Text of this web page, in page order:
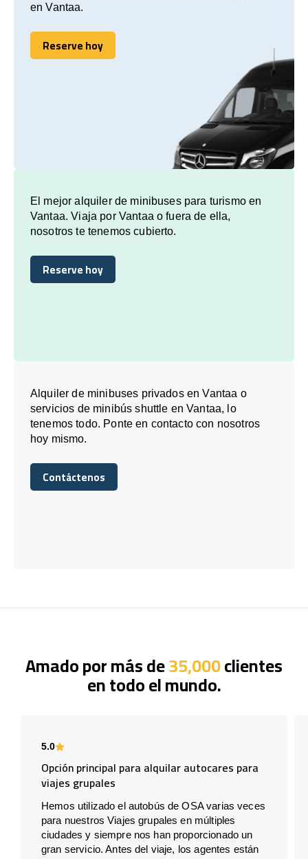
en Vantaa.
Reserve hoy
Reserve hoy
El mejor alquiler de minibuses para turismo en
Vantaa. Viaja por Vantaa o fuera de ella,
nosotros te tenemos cubierto.
Reserve hoy
Reserve hoy
Alquiler de minibuses privados en Vantaa o
servicios de minibús shuttle en Vantaa, lo
tenemos todo. Ponte en contacto con nosotros
hoy mismo.
Contáctenos
Contáctenos
Amado por más de35,000clientes
en todo el mundo.
5.0
Opción principal para alquilar autocares para
viajes grupales
Hemos utilizado el autobús de OSA varias veces
para nuestros Viajes grupales en múltiples
ciudades y siempre nos han proporcionado un
gran servicio. Antes del viaje, los agentes están